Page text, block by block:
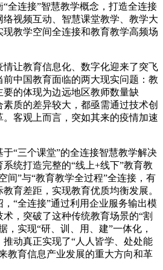
全连接”智慧教学概念，打造全连接
视频互动、智慧课堂教学、教学大
教学空间全连接和教育教学高频场
让教育信息化、数字化迎来了突飞
中国教育面临的两大现实问题：教
的体现为边远地区教师数量缺
质的差异较大，都亟需通过技术创
客观上而言，突如其来的疫情加速
三个课堂”的全连接智慧教学解决
统打造完整的“线上+线下”教育教
间”与“教育教学全过程”全连接，有
育差距，实现教育优质均衡发展。
“全连接”通过利用企业服务输出模
，突破了这种传统教育场景的“割
，实现“研、训、用、建”一体化，
动真正实现了“人人皆学、处处能
教育信息产业发展的重大方向和革